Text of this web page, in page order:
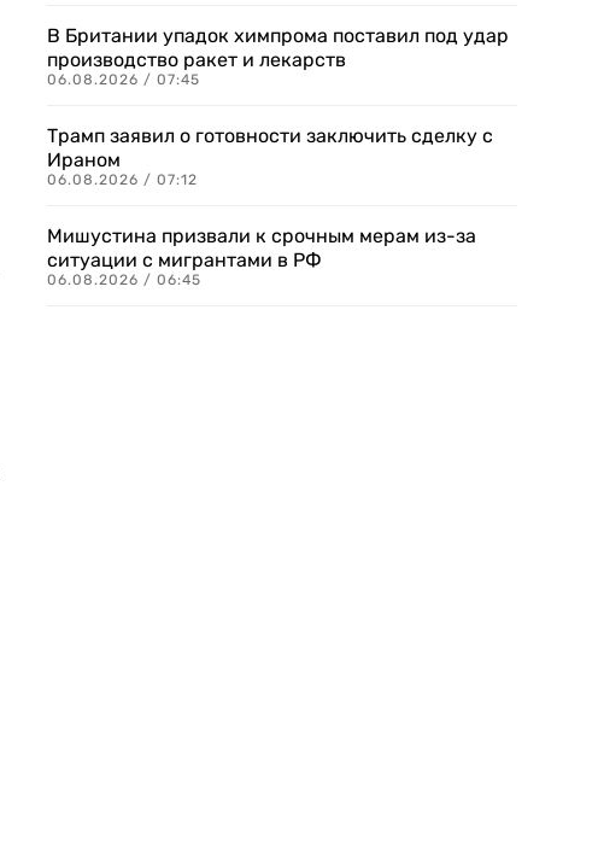
В Британии упадок химпрома поставил под удар
производство ракет и лекарств
06.08.2026 / 07:45
Трамп заявил о готовности заключить сделку с
Ираном
06.08.2026 / 07:12
Мишустина призвали к срочным мерам из-за
ситуации с мигрантами в РФ
06.08.2026 / 06:45